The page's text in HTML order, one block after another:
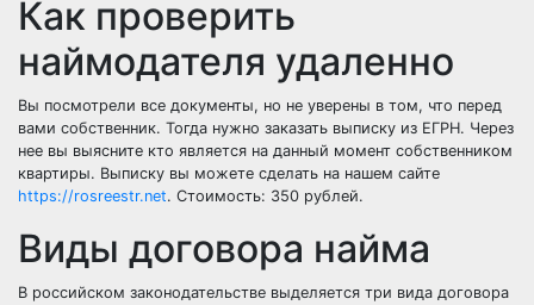
Как проверить
наймодателя удаленно
Вы посмотрели все документы, но не уверены в том, что перед
вами собственник. Тогда нужно заказать выписку из ЕГРН. Через
нее вы выясните кто является на данный момент собственником
квартиры. Выписку вы можете сделать на нашем сайте
https://rosreestr.net. Стоимость: 350 рублей.
Виды договора найма
В российском законодательстве выделяется три вида договора